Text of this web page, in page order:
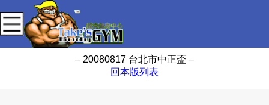
– 20080817 台北市中正盃 –
回本版列表